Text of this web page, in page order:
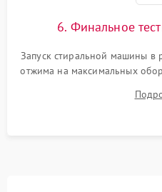
6. Финальное
Запуск стиральной машины в
отжима на максимальных
корректности слива,
посторонних стуков и